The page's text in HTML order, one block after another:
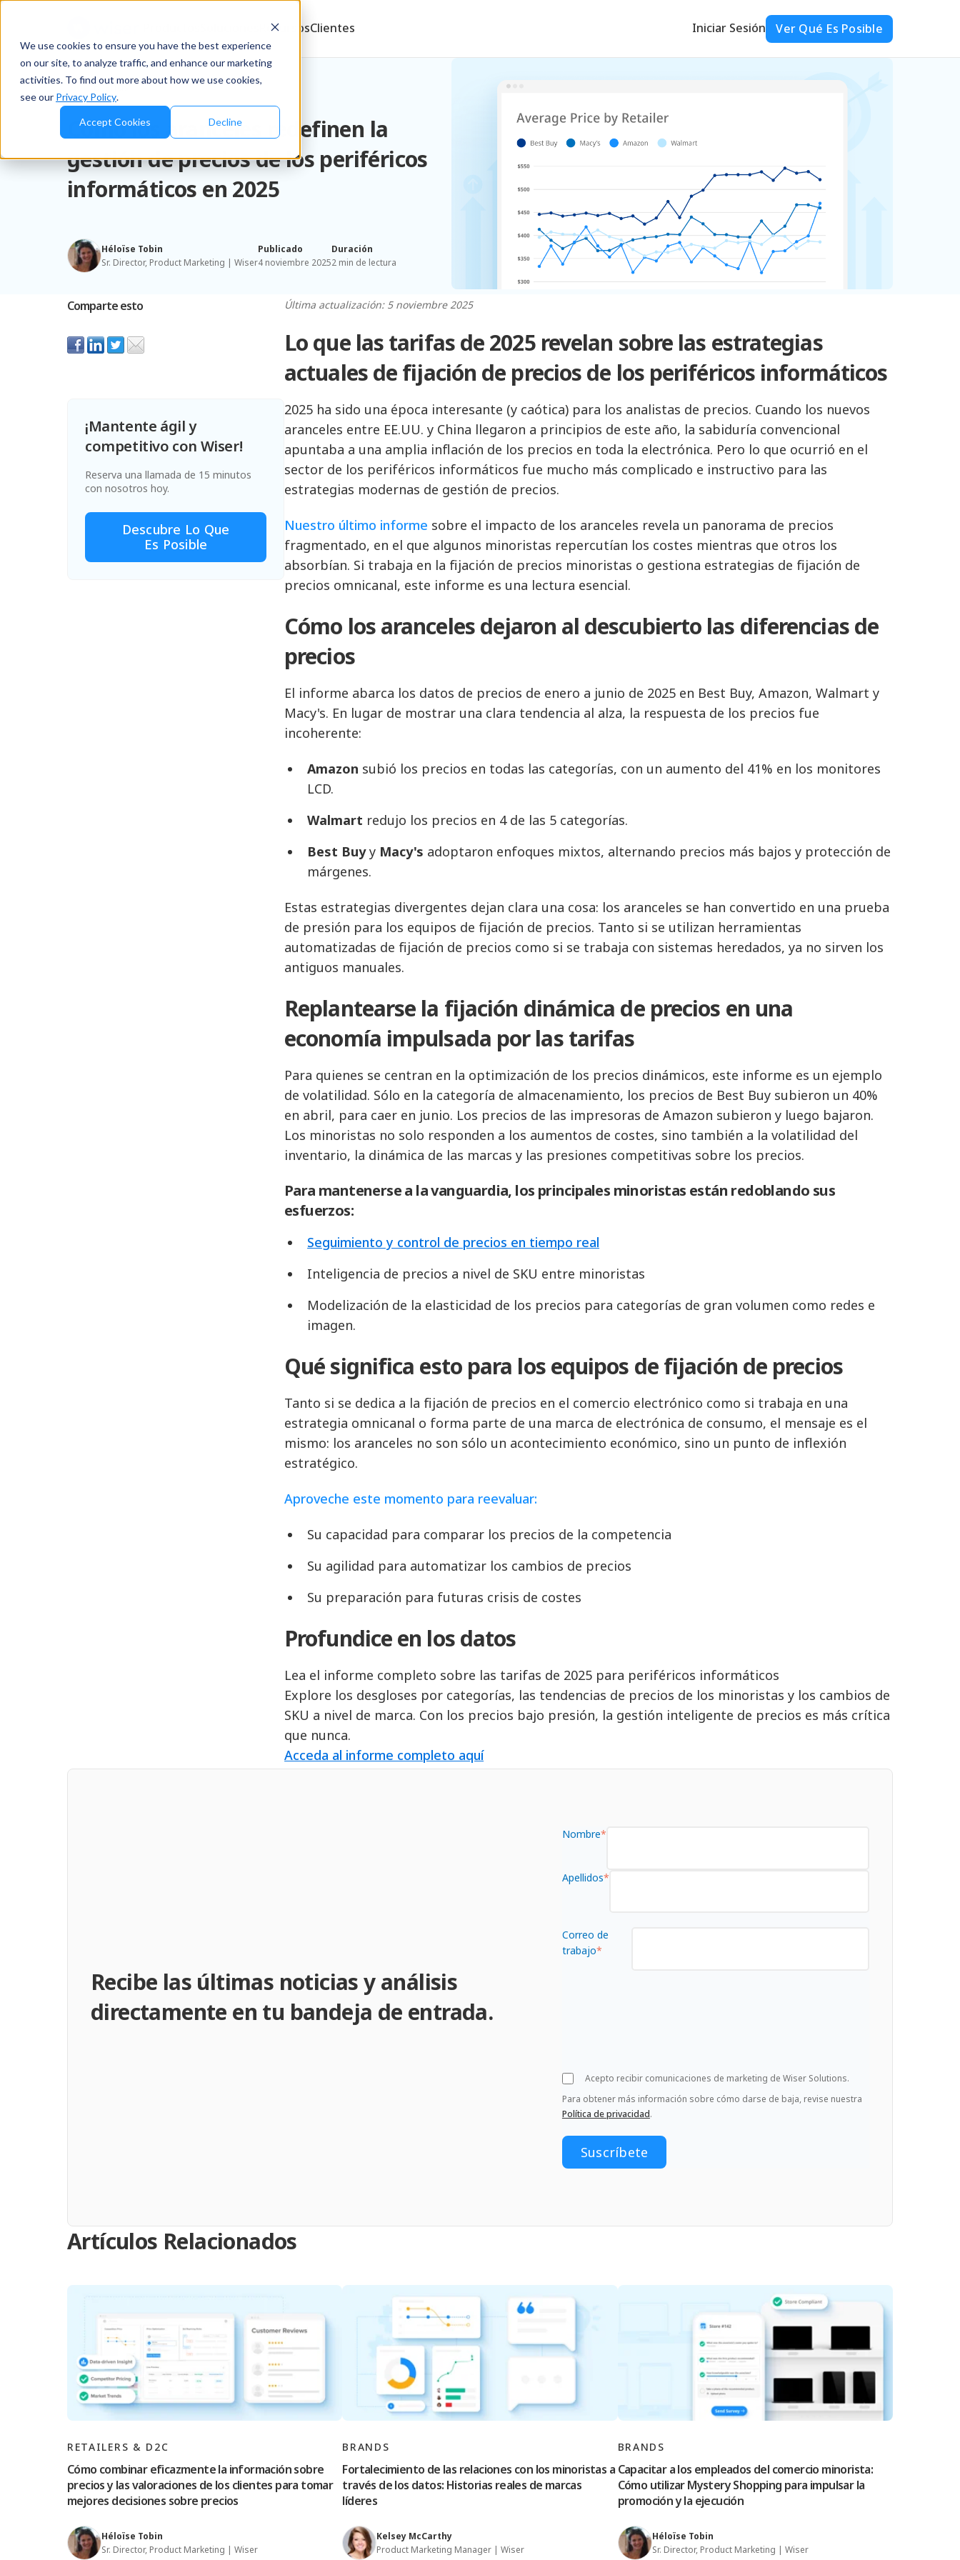
We use cookies to ensure you have the best experience
on our site, to analyze traffic, and enhance our marketing
activities. To find out more about how we use cookies,
see our Privacy Policy.
Accept Cookies Decline
RecursosClientes Iniciar Sesión Ver Qué Es Posible
Blog/Brands
Cómo los aranceles redefinen la
gestión de precios de los periféricos
informáticos en 2025
Héloïse Tobin
Sr. Director, Product Marketing | Wiser
Publicado
4 noviembre 2025
Duración
2 min de lectura
Comparte esto
¡Mantente ágil y
competitivo con Wiser!
Reserva una llamada de 15 minutos
con nosotros hoy.
Descubre Lo Que
Es Posible
Última actualización: 5 noviembre 2025
Lo que las tarifas de 2025 revelan sobre las estrategias
actuales de fijación de precios de los periféricos informáticos
2025 ha sido una época interesante (y caótica) para los analistas de precios. Cuando los nuevos
aranceles entre EE.UU. y China llegaron a principios de este año, la sabiduría convencional
apuntaba a una amplia inflación de los precios en toda la electrónica. Pero lo que ocurrió en el
sector de los periféricos informáticos fue mucho más complicado e instructivo para las
estrategias modernas de gestión de precios.
Nuestro último informe sobre el impacto de los aranceles revela un panorama de precios
fragmentado, en el que algunos minoristas repercutían los costes mientras que otros los
absorbían. Si trabaja en la fijación de precios minoristas o gestiona estrategias de fijación de
precios omnicanal, este informe es una lectura esencial.
Cómo los aranceles dejaron al descubierto las diferencias de
precios
El informe abarca los datos de precios de enero a junio de 2025 en Best Buy, Amazon, Walmart y
Macy's. En lugar de mostrar una clara tendencia al alza, la respuesta de los precios fue
incoherente:
Amazon subió los precios en todas las categorías, con un aumento del 41% en los monitores
LCD.
Walmart redujo los precios en 4 de las 5 categorías.
Best Buyy Macy's adoptaron enfoques mixtos, alternando precios más bajos y protección de
márgenes.
Estas estrategias divergentes dejan clara una cosa: los aranceles se han convertido en una prueba
de presión para los equipos de fijación de precios. Tanto si se utilizan herramientas
automatizadas de fijación de precios como si se trabaja con sistemas heredados, ya no sirven los
antiguos manuales.
Replantearse la fijación dinámica de precios en una
economía impulsada por las tarifas
Para quienes se centran en la optimización de los precios dinámicos, este informe es un ejemplo
de volatilidad. Sólo en la categoría de almacenamiento, los precios de Best Buy subieron un 40%
en abril, para caer en junio. Los precios de las impresoras de Amazon subieron y luego bajaron.
Los minoristas no solo responden a los aumentos de costes, sino también a la volatilidad del
inventario, la dinámica de las marcas y las presiones competitivas sobre los precios.
Para mantenerse a la vanguardia, los principales minoristas están redoblando sus
esfuerzos:
Seguimiento y control de precios en tiempo real
Inteligencia de precios a nivel de SKU entre minoristas
Modelización de la elasticidad de los precios para categorías de gran volumen como redes e
imagen.
Qué significa esto para los equipos de fijación de precios
Tanto si se dedica a la fijación de precios en el comercio electrónico como si trabaja en una
estrategia omnicanal o forma parte de una marca de electrónica de consumo, el mensaje es el
mismo: los aranceles no son sólo un acontecimiento económico, sino un punto de inflexión
estratégico.
Aproveche este momento para reevaluar:
Su capacidad para comparar los precios de la competencia
Su agilidad para automatizar los cambios de precios
Su preparación para futuras crisis de costes
Profundice en los datos
Lea el informe completo sobre las tarifas de 2025 para periféricos informáticos
Explore los desgloses por categorías, las tendencias de precios de los minoristas y los cambios de
SKU a nivel de marca. Con los precios bajo presión, la gestión inteligente de precios es más crítica
que nunca.
Acceda al informe completo aquí
Recibe las últimas noticias y análisis
directamente en tu bandeja de entrada.
Nombre*
Apellidos*
Correo de
trabajo*
Acepto recibir comunicaciones de marketing de Wiser Solutions.
Para obtener más información sobre cómo darse de baja, revise nuestra
Política de privacidad.
Artículos Relacionados
RETAILERS & D2C
Cómo combinar eficazmente la información sobre
precios y las valoraciones de los clientes para tomar
mejores decisiones sobre precios
Héloïse Tobin
Sr. Director, Product Marketing | Wiser
BRANDS
Fortalecimiento de las relaciones con los minoristas a
través de los datos: Historias reales de marcas
líderes
Kelsey McCarthy
Product Marketing Manager | Wiser
BRANDS
Capacitar a los empleados del comercio minorista:
Cómo utilizar Mystery Shopping para impulsar la
promoción y la ejecución
Héloïse Tobin
Sr. Director, Product Marketing | Wiser